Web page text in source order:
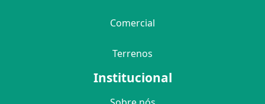
Comercial
Terrenos
Institucional